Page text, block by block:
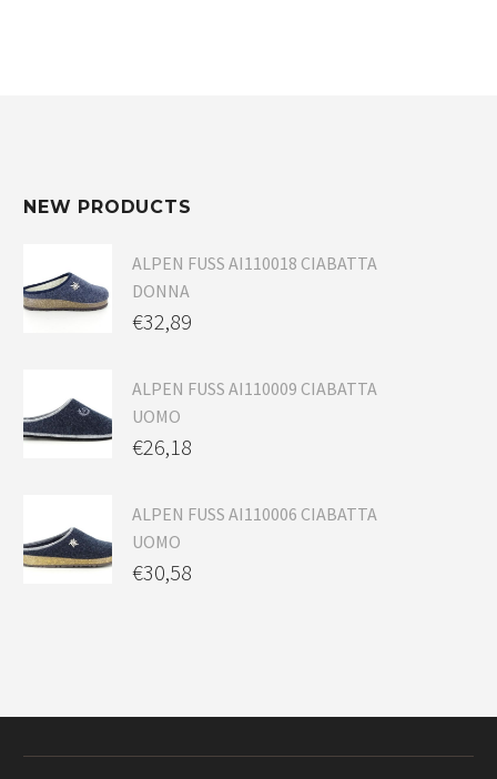
NEW PRODUCTS
ALPEN FUSS AI110018 CIABATTA
DONNA
€32,89
ALPEN FUSS AI110009 CIABATTA
UOMO
€26,18
ALPEN FUSS AI110006 CIABATTA
UOMO
€30,58